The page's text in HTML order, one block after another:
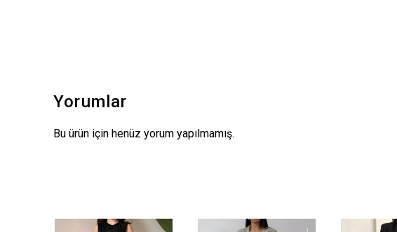
Yorumlar
Bu ürün için henüz yorum yapılmamış.